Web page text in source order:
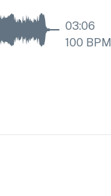
03:06
100 BPM